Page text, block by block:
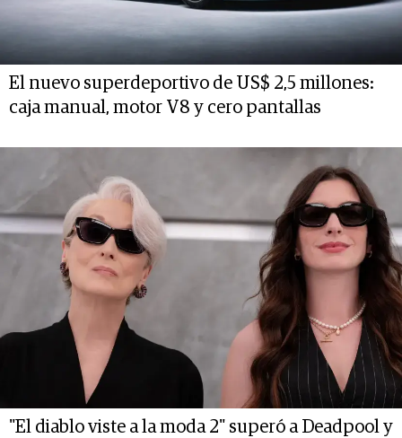
El nuevo superdeportivo de US$ 2,5 millones:
caja manual, motor V8 y cero pantallas
"El diablo viste a la moda 2" superó a Deadpool y